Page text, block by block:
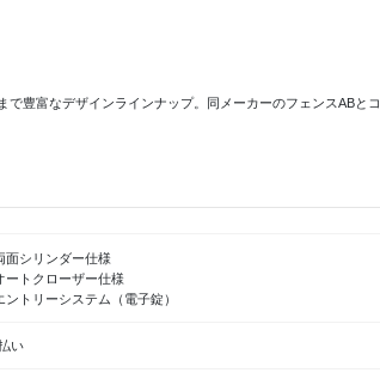
豊富なデザインラインナップ。同メーカーのフェンスABとコ
面シリンダー仕様
ートクローザー仕様
ントリーシステム（電子錠）
い